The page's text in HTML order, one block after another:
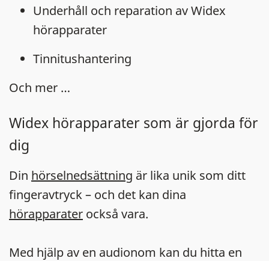
Underhåll och reparation av Widex
hörapparater
Tinnitushantering
Och mer …
Widex hörapparater som är gjorda för
dig
Din hörselnedsättning är lika unik som ditt
fingeravtryck – och det kan dina
hörapparater också vara.
Med hjälp av en audionom kan du hitta en